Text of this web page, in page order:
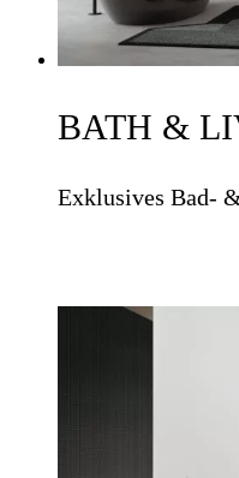
BATH &
Exklusives Bad-